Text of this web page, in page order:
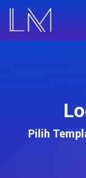
Pilih